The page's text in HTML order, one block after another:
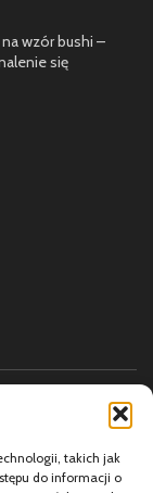
takich jak
do informacji o
wzór bushi –
się